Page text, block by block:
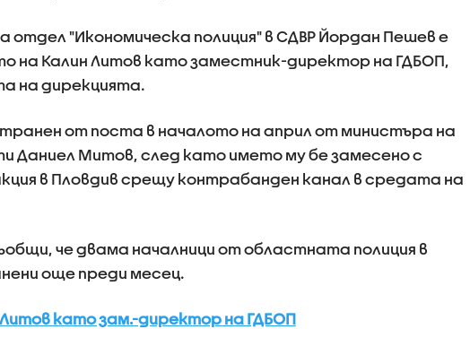
отдел "Икономическа полиция" в СДВР Йордан Пешев е
на Калин Литов като заместник-директор на ГДБОП,
на дирекцията.
от поста в началото на април от министъра на
Даниел Митов, след като името му бе замесено с
в Пловдив срещу контрабанден канал в средата на
че двама началници от областната полиция в
още преди месец.
като зам.-директор на ГДБОП